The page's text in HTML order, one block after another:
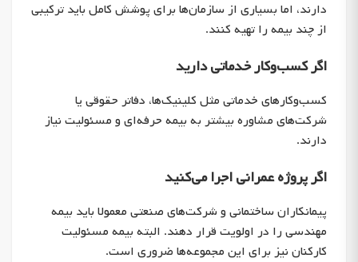
دارند، اما بسیاری از سازمان‌ها برای پوشش کامل باید ترکیبی
از چند بیمه را تهیه کنند.
اگر کسب‌وکار خدماتی دارید
کسب‌وکارهای خدماتی مثل کلینیک‌ها، دفاتر حقوقی یا
شرکت‌های مشاوره بیشتر به بیمه حرفه‌ای و مسئولیت نیاز
دارند.
اگر پروژه عمرانی اجرا می‌کنید
پیمانکاران ساختمانی و شرکت‌های صنعتی معمولا باید بیمه
مهندسی را در اولویت قرار دهند. البته بیمه مسئولیت
کارکنان نیز برای این مجموعه‌ها ضروری است.